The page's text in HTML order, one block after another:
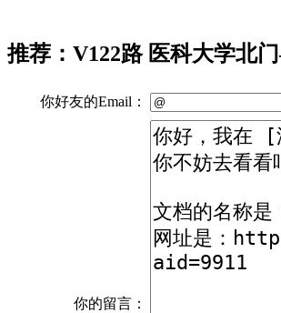
推荐：V122路 医科大学北
你好友的Email：
你的留言：